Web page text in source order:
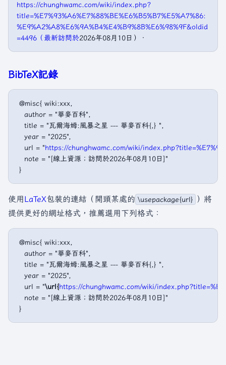
https://chunghwamc.com/wiki/index.php?
title=%E7%93%A6%E7%88%BE%E6%B5%B7%E5%A7%86:
%E9%A2%A8%E6%9A%B4%E4%B9%8B%E6%98%9F&oldid
=4496（最新訪問於2026年08月10日）．
BibTeX記錄
@misc{ wiki:xxx,
   author = "華麥百科",
   title = "瓦爾海姆:風暴之星 --- 華麥百科{,} ",
   year = "2025",
   url = "
https://chunghwamc.com/wiki/
   note = "[線上資源；訪問於2026年08月10日]"
使用LaTeX包裝的連結（開頭某處的 \usepackage{url} ）將
提供更好的網址格式，推薦選用下列格式：
@misc{ wiki:xxx,
   author = "華麥百科",
   title = "瓦爾海姆:風暴之星 --- 華麥百科{,} ",
   year = "2025",
   url = "
\url{https://chunghwamc.com/wiki/
   note = "[線上資源；訪問於2026年08月10日]"